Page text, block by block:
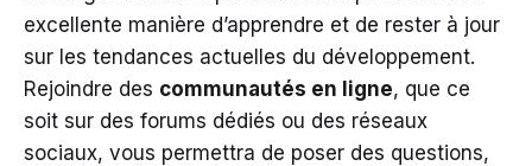
excellente manière d’apprendre et de rester à jour
sur les tendances actuelles du développement.
Rejoindre des communautés en ligne, que ce
soit sur des forums dédiés ou des réseaux
sociaux, vous permettra de poser des questions,